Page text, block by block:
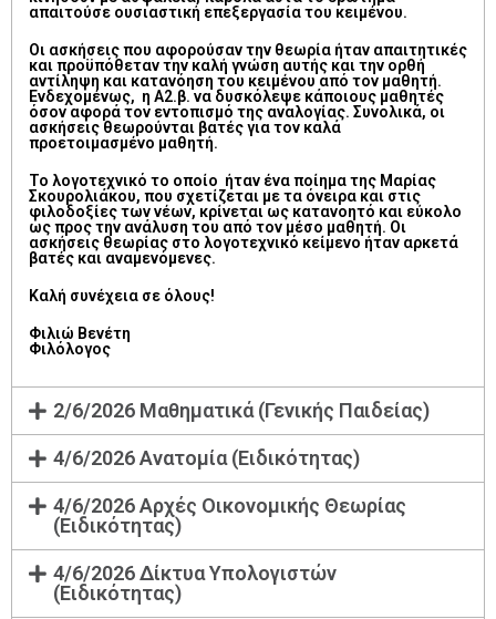
απαιτούσε ουσιαστική επεξεργασία του κειμένου.
Οι ασκήσεις που αφορούσαν την θεωρία ήταν απαιτητικές
και προϋπόθεταν την καλή γνώση αυτής και την ορθή
αντίληψη και κατανόηση του κειμένου από τον μαθητή.
Ενδεχομένως, η Α2.β. να δυσκόλεψε κάποιους μαθητές
όσον αφορά τον εντοπισμό της αναλογίας. Συνολικά, οι
ασκήσεις θεωρούνται βατές για τον καλά
προετοιμασμένο μαθητή.
Το λογοτεχνικό το οποίο ήταν ένα ποίημα της Μαρίας
Σκουρολιάκου, που σχετίζεται με τα όνειρα και στις
φιλοδοξίες των νέων, κρίνεται ως κατανοητό και εύκολο
ως προς την ανάλυση του από τον μέσο μαθητή. Οι
ασκήσεις θεωρίας στο λογοτεχνικό κείμενο ήταν αρκετά
βατές και αναμενόμενες.
Καλή συνέχεια σε όλους!
Φιλιώ Βενέτη
Φιλόλογος
2/6/2026 Μαθηματικά (Γενικής Παιδείας)
4/6/2026 Ανατομία (Ειδικότητας)
4/6/2026 Αρχές Οικονομικής Θεωρίας
(Ειδικότητας)
4/6/2026 Δίκτυα Υπολογιστών
(Ειδικότητας)